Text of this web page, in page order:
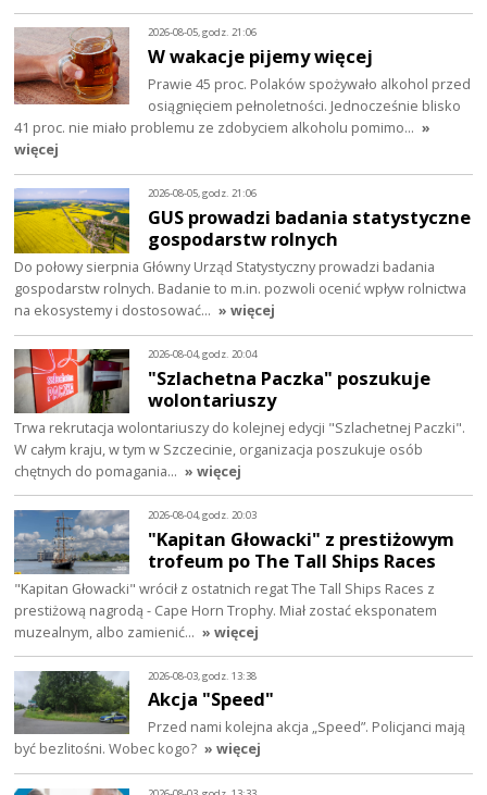
2026-08-05, godz. 21:06
W wakacje pijemy więcej
Prawie 45 proc. Polaków spożywało alkohol przed
osiągnięciem pełnoletności. Jednocześnie blisko
41 proc. nie miało problemu ze zdobyciem alkoholu pomimo… »
więcej
2026-08-05, godz. 21:06
GUS prowadzi badania statystyczne
gospodarstw rolnych
Do połowy sierpnia Główny Urząd Statystyczny prowadzi badania
gospodarstw rolnych. Badanie to m.in. pozwoli ocenić wpływ rolnictwa
na ekosystemy i dostosować… » więcej
2026-08-04, godz. 20:04
"Szlachetna Paczka" poszukuje
wolontariuszy
Trwa rekrutacja wolontariuszy do kolejnej edycji "Szlachetnej Paczki".
W całym kraju, w tym w Szczecinie, organizacja poszukuje osób
chętnych do pomagania… » więcej
2026-08-04, godz. 20:03
"Kapitan Głowacki" z prestiżowym
trofeum po The Tall Ships Races
"Kapitan Głowacki" wrócił z ostatnich regat The Tall Ships Races z
prestiżową nagrodą - Cape Horn Trophy. Miał zostać eksponatem
muzealnym, albo zamienić… » więcej
2026-08-03, godz. 13:38
Akcja "Speed"
Przed nami kolejna akcja „Speed”. Policjanci mają
być bezlitośni. Wobec kogo? » więcej